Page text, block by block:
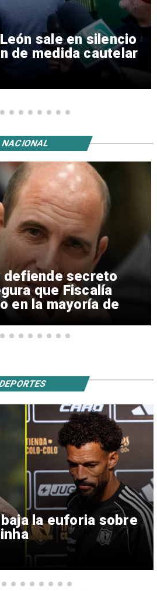
sale en silencio
de medida cautelar
defiende secreto
que Fiscalía
en la mayoría de
NACIONAL
la euforia sobre